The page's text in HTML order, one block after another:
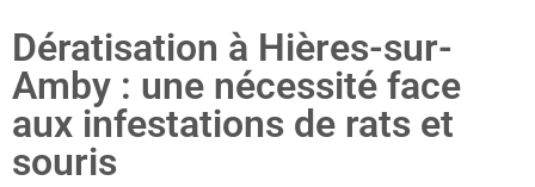
Dératisation à Hières-sur-
Amby : une nécessité face
aux infestations de rats et
souris